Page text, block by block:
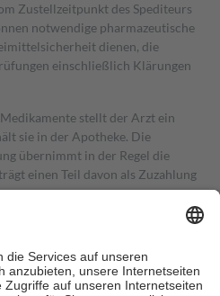
Zustellzeitpunkt des Spediteurs
notwendige pharmazeutische
dienen, die
einschließlich Klärungen
stellt der Arzt ein
sie in der Apotheke. Die
übernimmt in der Regel die
einen Teil davon als Zuzahlung
in Höhe von zehn
nie mehr als die tatsächlichen
auch für Online-Apotheken.